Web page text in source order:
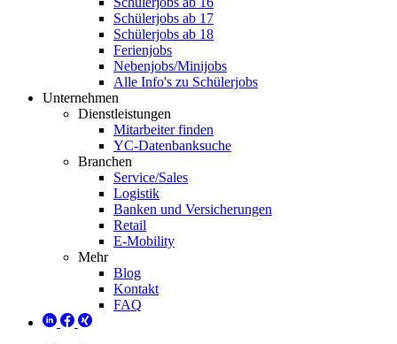
Schülerjobs ab 17
Schülerjobs ab 18
Ferienjobs
Nebenjobs/Minijobs
Alle Info's zu Schülerjobs
Unternehmen
Dienstleistungen
Mitarbeiter finden
YC-Datenbanksuche
Branchen
Service/Sales
Logistik
Banken und Versicherungen
Retail
E-Mobility
Mehr
Blog
Kontakt
FAQ